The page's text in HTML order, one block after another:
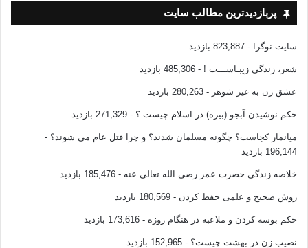
پربازدیدترین مطالب سایت
سایت نوگرا - 823,887 بازدید
شعر، زندگی زیبـاســـت ! - 485,306 بازدید
عشق زن به غیر شوهر - 280,263 بازدید
حکم نوشیدن آبجو (بیره) در اسلام چیست ؟ - 271,329 بازدید
میانمار کجاست؟ چگونه مسلمان شدند؟ و چرا قتل عام می شوند؟ -
196,144 بازدید
خلاصه زندگی حضرت عمر رضی الله تعالی عنه - 185,476 بازدید
روش صحیح و علمی حفظ کردن - 180,569 بازدید
حکم بوسه کردن و ملاعبه در هنگام روزه - 173,616 بازدید
نصیب زن در بهشت چیست؟ - 152,965 بازدید